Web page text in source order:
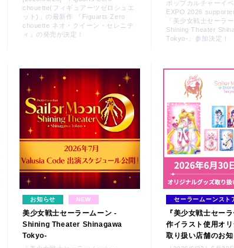
chouette(フィギュアーツゼロシュエ
ット)」の最新作 『Figuarts Zero
chouette ネオ・クイーン・セレニテ
ィ』の発売が決定！
ポップカルチャーイ
EXPO 2026
「美少女戦士セーラ
Shining Theater
Tokyo-」参加決定！
お知らせ NEW
美少女戦士セーラームーン -
Shining Theater Shinagawa
Tokyo-
セーラームーンスト
『美少女戦士セー
作イラスト使用オ
取り扱い店舗のお知